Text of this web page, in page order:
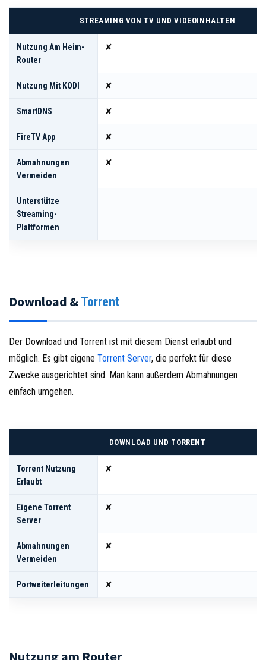
STREAMING VON TV UND VIDEOINHALTEN
Nutzung Am Heim-
Router
✘
Nutzung Mit KODI ✘
SmartDNS ✘
FireTV App ✘
Abmahnungen
Vermeiden
✘
Unterstütze
Streaming-
Plattformen
Download & Torrent
Der Download und Torrent ist mit diesem Dienst erlaubt und
möglich. Es gibt eigene Torrent Server, die perfekt für diese
Zwecke ausgerichtet sind. Man kann außerdem Abmahnungen
einfach umgehen.
DOWNLOAD UND TORRENT
Torrent Nutzung
Erlaubt
✘
Eigene Torrent
Server
✘
Abmahnungen
Vermeiden
✘
Portweiterleitungen ✘
Nutzung am Router